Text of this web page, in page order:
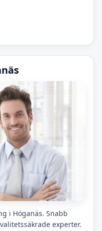
i Höganäs. Snabb
experter.